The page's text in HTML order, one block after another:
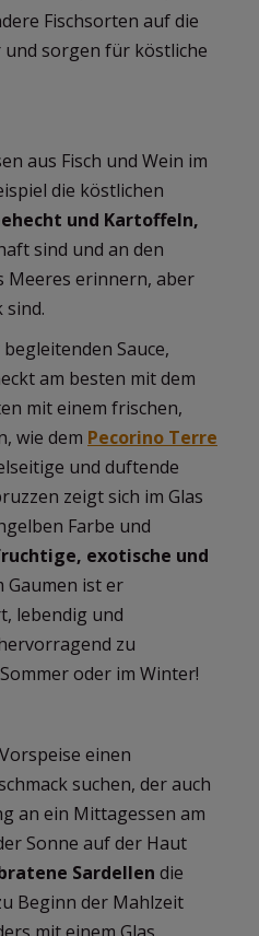
Fischsorten auf die
und sorgen für köstliche
aus Fisch und Wein im
die köstlichen
und Kartoffeln,
sind und an den
Meeres erinnern, aber
sind.
Sauce,
am besten mit dem
mit einem frischen,
wie dem Pecorino Terre
und duftende
zeigt sich im Glas
Farbe und
exotische und
Gaumen ist er
lebendig und
zu
oder im Winter!
einen
suchen, der auch
an ein Mittagessen am
Sonne auf der Haut
Sardellen die
Beginn der Mahlzeit